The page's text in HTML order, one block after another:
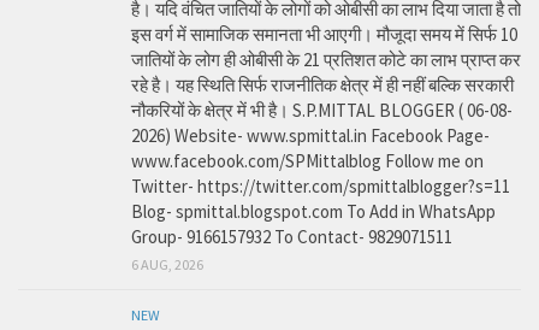
है। यदि वंचित जातियों के लोगों को ओबीसी का लाभ दिया जाता है तो
इस वर्ग में सामाजिक समानता भी आएगी। मौजूदा समय में सिर्फ 10
जातियों के लोग ही ओबीसी के 21 प्रतिशत कोटे का लाभ प्राप्त कर
रहे है। यह स्थिति सिर्फ राजनीतिक क्षेत्र में ही नहीं बल्कि सरकारी
नौकरियों के क्षेत्र में भी है। S.P.MITTAL BLOGGER ( 06-08-
2026) Website- www.spmittal.in Facebook Page-
www.facebook.com/SPMittalblog Follow me on
Twitter- https://twitter.com/spmittalblogger?s=11
Blog- spmittal.blogspot.com To Add in WhatsApp
Group- 9166157932 To Contact- 9829071511
6 AUG, 2026
NEW